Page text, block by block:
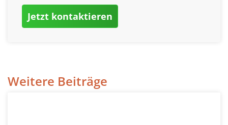
Jetzt kontaktieren
Weitere Beiträge